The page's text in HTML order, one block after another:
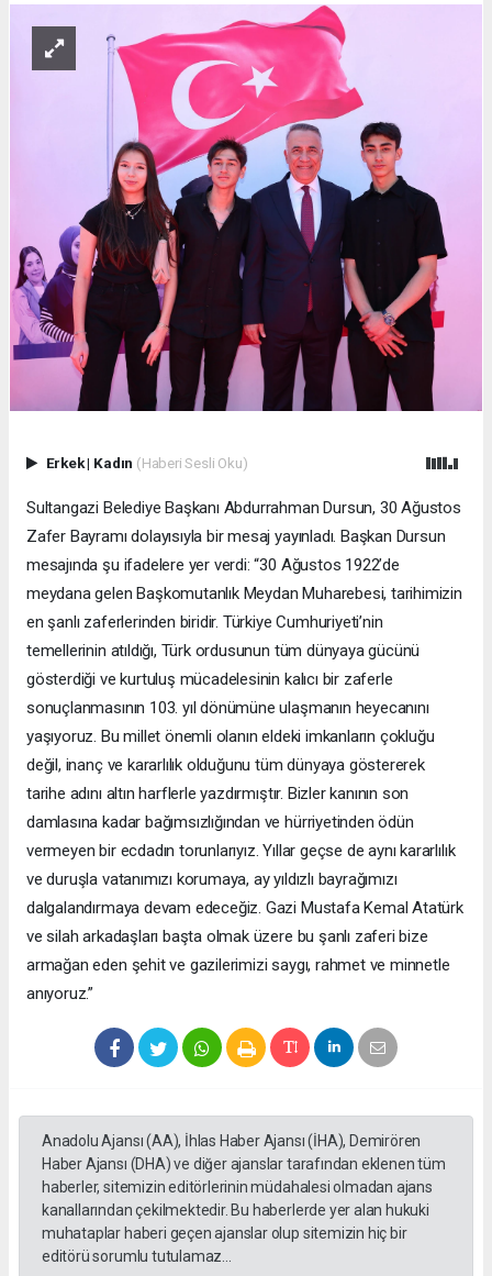
Erkek| Kadın (Haberi Sesli Oku)
Sultangazi Belediye Başkanı Abdurrahman Dursun, 30 Ağustos
Zafer Bayramı dolayısıyla bir mesaj yayınladı. Başkan Dursun
mesajında şu ifadelere yer verdi: “30 Ağustos 1922’de
meydana gelen Başkomutanlık Meydan Muharebesi, tarihimizin
en şanlı zaferlerinden biridir. Türkiye Cumhuriyeti’nin
temellerinin atıldığı, Türk ordusunun tüm dünyaya gücünü
gösterdiği ve kurtuluş mücadelesinin kalıcı bir zaferle
sonuçlanmasının 103. yıl dönümüne ulaşmanın heyecanını
yaşıyoruz. Bu millet önemli olanın eldeki imkanların çokluğu
değil, inanç ve kararlılık olduğunu tüm dünyaya göstererek
tarihe adını altın harflerle yazdırmıştır. Bizler kanının son
damlasına kadar bağımsızlığından ve hürriyetinden ödün
vermeyen bir ecdadın torunlarıyız. Yıllar geçse de aynı kararlılık
ve duruşla vatanımızı korumaya, ay yıldızlı bayrağımızı
dalgalandırmaya devam edeceğiz. Gazi Mustafa Kemal Atatürk
ve silah arkadaşları başta olmak üzere bu şanlı zaferi bize
armağan eden şehit ve gazilerimizi saygı, rahmet ve minnetle
anıyoruz.”
Anadolu Ajansı (AA), İhlas Haber Ajansı (İHA), Demirören
Haber Ajansı (DHA) ve diğer ajanslar tarafından eklenen tüm
haberler, sitemizin editörlerinin müdahalesi olmadan ajans
kanallarından çekilmektedir. Bu haberlerde yer alan hukuki
muhataplar haberi geçen ajanslar olup sitemizin hiç bir
editörü sorumlu tutulamaz...